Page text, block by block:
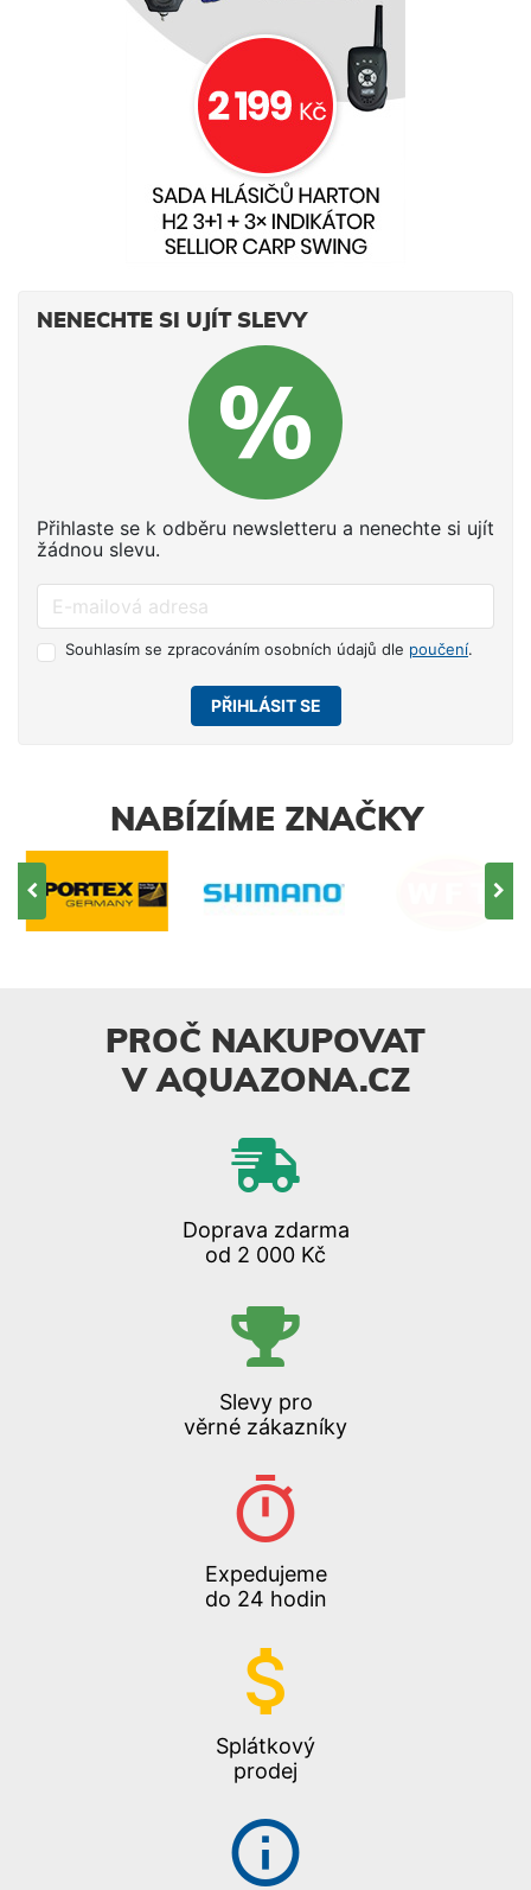
NENECHTE SI UJÍT SLEVY
Přihlaste se k odběru newsletteru a nenechte si ujít
žádnou slevu.
Souhlasím se zpracováním osobních údajů dle poučení.
PŘIHLÁSIT SE
NABÍZÍME ZNAČKY
PROČ NAKUPOVAT
V AQUAZONA.CZ
Doprava zdarma
od 2 000 Kč
Slevy pro
věrné zákazníky
Expedujeme
do 24 hodin
Splátkový
prodej